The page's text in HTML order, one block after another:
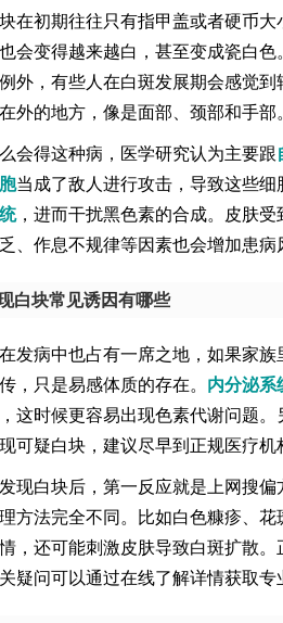
在初期往往只有指甲盖或者硬币
会变得越来越白，甚至变成瓷白
外，有些人在白斑发展期会感觉
外的地方，像是面部、颈部和手部。
会得这种病，医学研究认为主要跟
当成了敌人进行攻击，导致这些
，进而干扰黑色素的合成。皮肤
、作息不规律等因素也会增加患病
白块常见诱因有哪些
发病中也占有一席之地，如果家
，只是易感体质的存在。 内分泌系
这时候更容易出现色素代谢问题
可疑白块，建议尽早到正规医疗机
现白块后，第一反应就是上网搜
方法完全不同。比如白色糠疹、
，还可能刺激皮肤导致白斑扩散
疑问可以通过在线了解详情获取专